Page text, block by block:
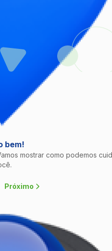
bem!
mostrar como podemos
Próximo